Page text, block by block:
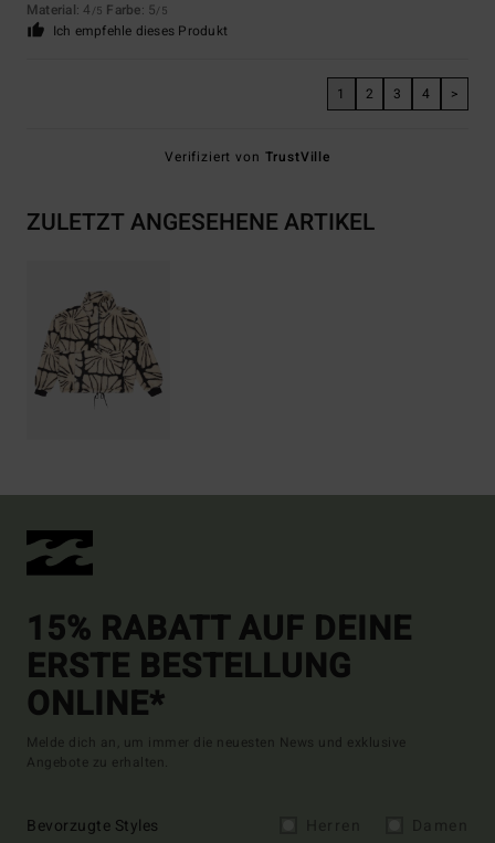
Material: 4 /5 Farbe: 5/5
Ich empfehle dieses Produkt
1 2 3 4 >
Verifiziert von TrustVille
ZULETZT ANGESEHENE ARTIKEL
15% RABATT AUF DEINE
ERSTE BESTELLUNG
ONLINE*
Melde dich an, um immer die neuesten News und exklusive
Angebote zu erhalten.
Bevorzugte Styles